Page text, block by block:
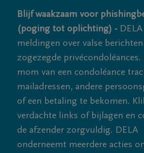
Blijf waakzaam voor
(poging tot oplichting) -
meldingen over valse berichten
zogezegde
mom van een condoléance
mailadressen, andere
of een betaling te bekomen.
verdachte links of bijlagen en
de afzender zorgvuldig. DELA
onderneemt meerdere acties